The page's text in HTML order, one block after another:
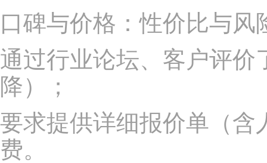
口碑与价格：性价比与风
通过行业论坛、客户评价
降）；
要求提供详细报价单（含
费。